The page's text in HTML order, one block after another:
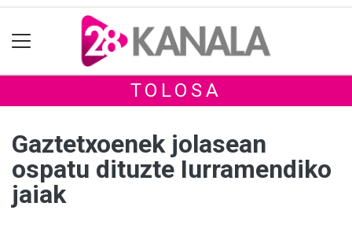
TOLOSA
Gaztetxoenek jolasean
ospatu dituzte Iurramendiko
jaiak